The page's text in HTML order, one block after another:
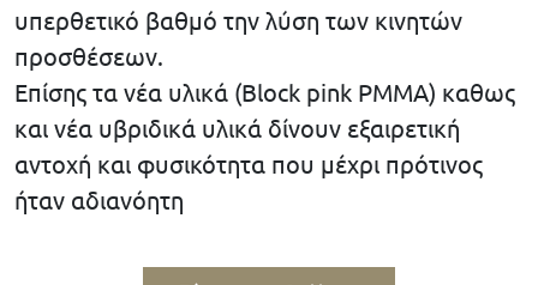
υπερθετικό βαθμό την λύση των κινητών
προσθέσεων.
Επίσης τα νέα υλικά (Block pink PMMA) καθως
και νέα υβριδικά υλικά δίνουν εξαιρετική
αντοχή και φυσικότητα που μέχρι πρότινος
ήταν αδιανόητη